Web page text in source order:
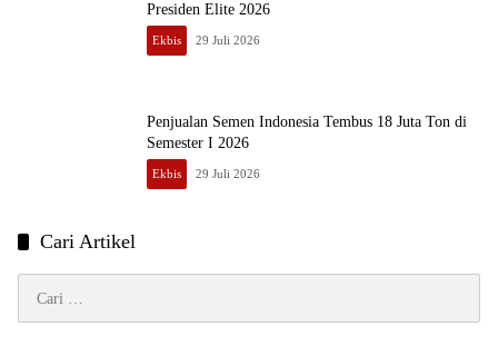
Presiden Elite 2026
Ekbis 29 Juli 2026
Penjualan Semen Indonesia Tembus 18 Juta Ton di
Semester I 2026
Ekbis 29 Juli 2026
Cari Artikel
untuk: